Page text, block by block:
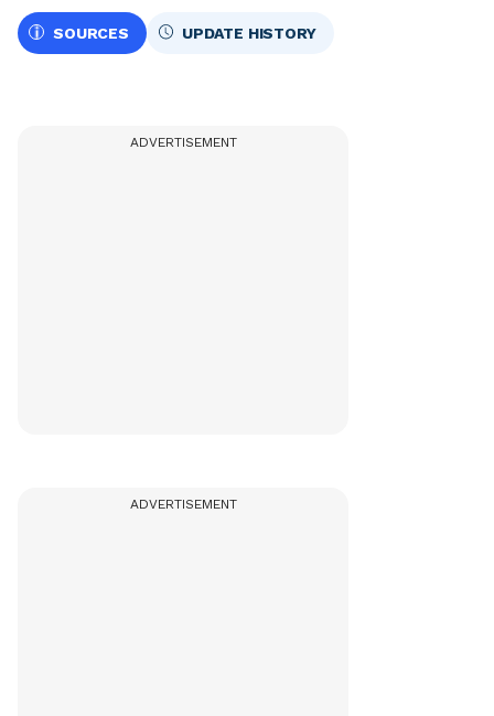
SOURCES UPDATE HISTORY
ADVERTISEMENT
ADVERTISEMENT